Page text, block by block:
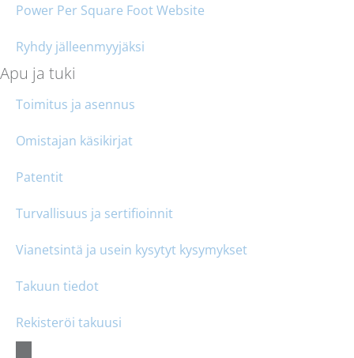
Power Per Square Foot Website
Ryhdy jälleenmyyjäksi
Apu ja tuki
Toimitus ja asennus
Omistajan käsikirjat
Patentit
Turvallisuus ja sertifioinnit
Vianetsintä ja usein kysytyt kysymykset
Takuun tiedot
Rekisteröi takuusi